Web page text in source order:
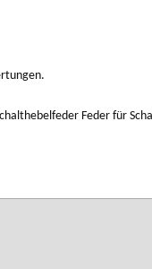
Feder für